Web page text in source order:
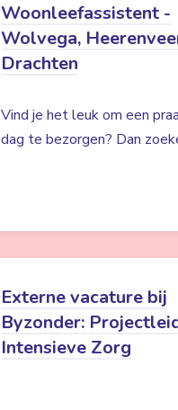
Woonleefassistent -
Wolvega,
Drachten
Vind je het leuk om een
dag te bezorgen? Dan
Externe vacature bij
Byzonder:
Intensieve Zorg